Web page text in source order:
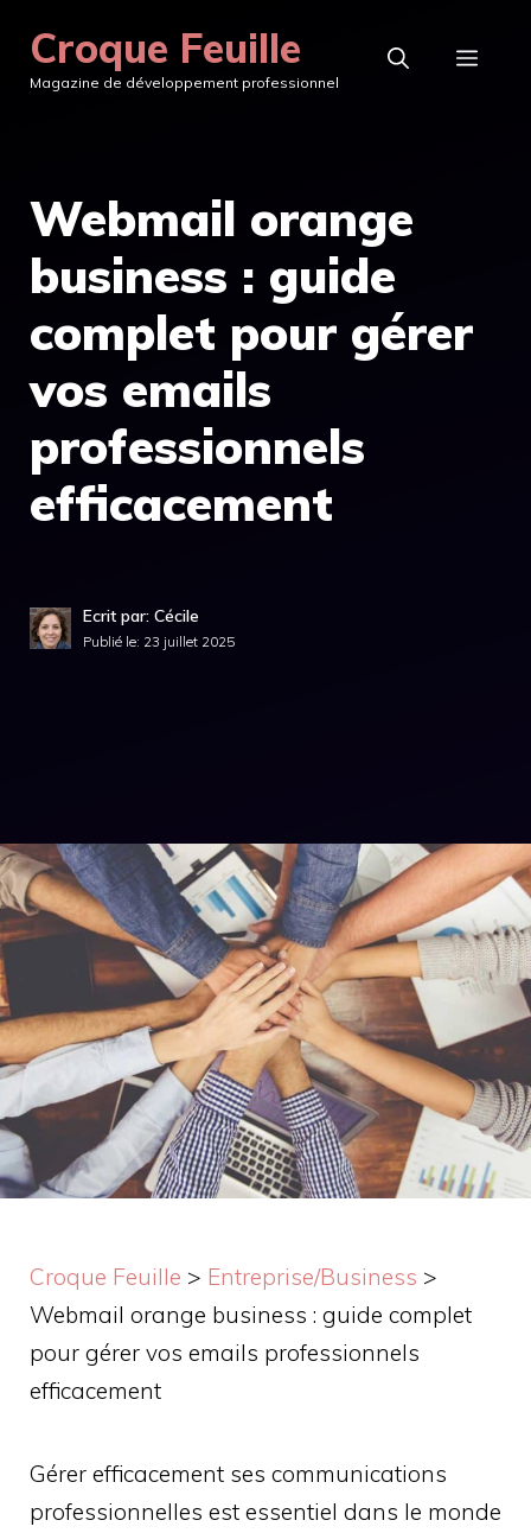
contenu
Croque Feuille
Magazine de développement professionnel
Webmail orange
business : guide
complet pour gérer
vos emails
professionnels
efficacement
Ecrit par: Cécile
Publié le: 23 juillet 2025
Croque Feuille > Entreprise/Business >
Webmail orange business : guide complet
pour gérer vos emails professionnels
efficacement
Gérer efficacement ses communications
professionnelles est essentiel dans le monde